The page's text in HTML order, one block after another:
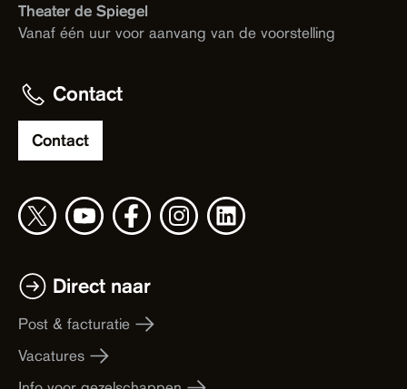
Theater de Spiegel
Vanaf één uur voor aanvang van de voorstelling
Contact
Contact
Direct naar
Post & facturatie
Vacatures